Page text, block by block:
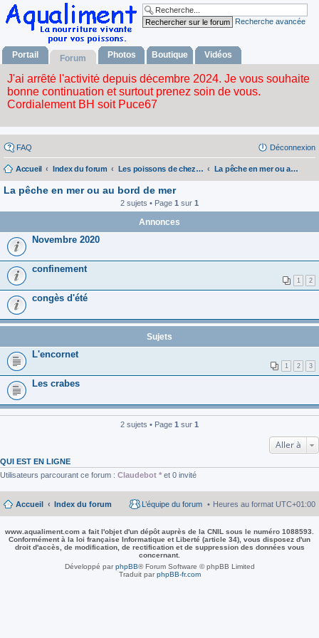
Recherche avancée
Portail Forum Photos Boutique Vidéos
FAQ Déconnexion
Accueil Index du forum Les poissons de chez nous La pêche en mer ou au bord de mer
La pêche en mer ou au bord de mer
2 sujets • Page 1 sur 1
Annonces
Novembre 2020
confinement
1 2
congès d'été
Sujets
L'encornet
1 2 3
Les crabes
2 sujets • Page 1 sur 1
Aller à
QUI EST EN LIGNE
Utilisateurs parcourant ce forum : Claudebot * et 0 invité
Accueil Index du forum Heures au format UTC+01:00
L’équipe du forum
www.aqualiment.com a fait l'objet d'un dépôt auprès de la CNIL sous le numéro 1088593.
Conformément à la loi française Informatique et Liberté (article 34), vous disposez d'un
droit d'accès, de modification, de rectification et de suppression des données vous
concernant.
Développé parphpBB® Forum Software © phpBB Limited
Traduit parphpBB-fr.com